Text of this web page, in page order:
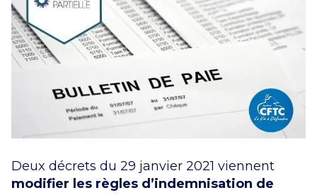
Deux décrets du 29 janvier 2021 viennent
modifier les règles d’indemnisation de